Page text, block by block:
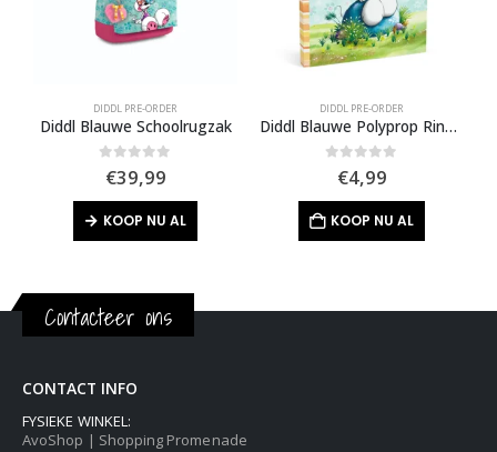
DIDDL PRE-ORDER
Diddl Blauwe Schoolrugzak
out of 5
€39,99
KOOP NU AL
DIDDL PRE-ORDER
Diddl Blauwe Polyprop Ringmap A4
out of 5
€4,99
KOOP NU AL
Contacteer ons
CONTACT INFO
FYSIEKE WINKEL:
AvoShop | Shopping Promenade